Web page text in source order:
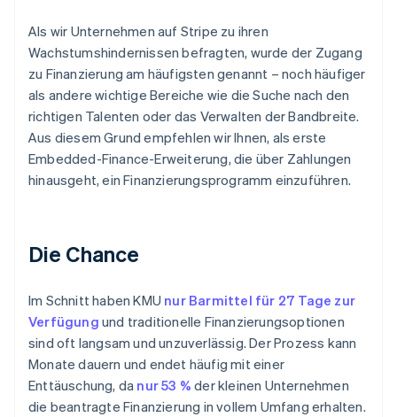
Als wir Unternehmen auf Stripe zu ihren
Wachstumshindernissen befragten, wurde der Zugang
zu Finanzierung am häufigsten genannt – noch häufiger
als andere wichtige Bereiche wie die Suche nach den
richtigen Talenten oder das Verwalten der Bandbreite.
Aus diesem Grund empfehlen wir Ihnen, als erste
Embedded-Finance-Erweiterung, die über Zahlungen
hinausgeht, ein Finanzierungsprogramm einzuführen.
Die Chance
Im Schnitt haben KMU nur Barmittel für 27 Tage zur
Verfügung und traditionelle Finanzierungsoptionen
sind oft langsam und unzuverlässig. Der Prozess kann
Monate dauern und endet häufig mit einer
Enttäuschung, da nur 53 % der kleinen Unternehmen
die beantragte Finanzierung in vollem Umfang erhalten.